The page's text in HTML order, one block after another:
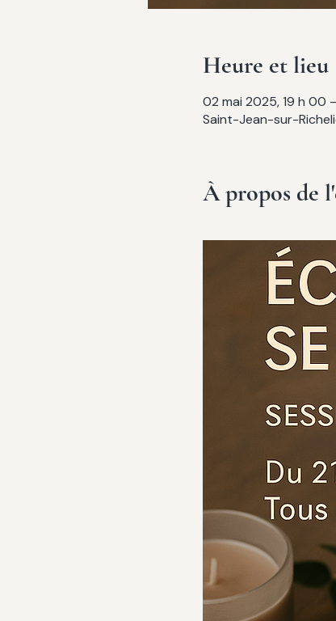
Heure et lieu
02 mai 2025, 19 h 00
Saint-Jean-sur-
À propos de